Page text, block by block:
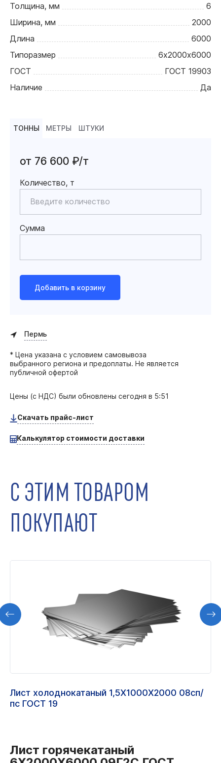
Толщина, мм
6
Ширина, мм
2000
Длина
6000
Типоразмер
6х2000х6000
ГОСТ
ГОСТ 19903
Наличие
Да
ТОННЫ МЕТРЫ ШТУКИ
от 76 600 ₽/т
Количество, т
Сумма
Добавить в корзину
Пермь
* Цена указана с условием самовывоза
выбранного региона и предоплаты. Не является
публичной офертой
Цены (с НДС) были обновлены сегодня в 5:51
Скачать прайс-лист
Калькулятор стоимости доставки
С ЭТИМ ТОВАРОМ
ПОКУПАЮТ
Лист холоднокатаный 1,5Х1000Х2000 08сп/
пс ГОСТ 19
Лист горячекатаный